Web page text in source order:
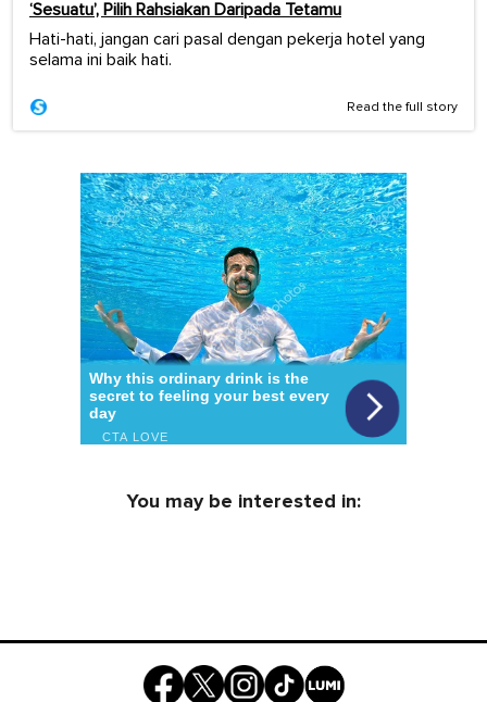
‘Sesuatu’, Pilih Rahsiakan Daripada Tetamu
Hati-hati, jangan cari pasal dengan pekerja hotel yang
selama ini baik hati.
Read the full story
You may be interested in: